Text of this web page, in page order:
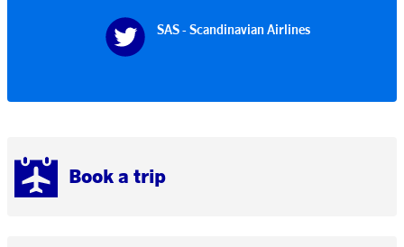
Book a trip
SAS - Scandinavian Airlines